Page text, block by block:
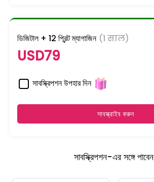
ডিজিটাল + 12 প্রিন্ট ম্যাগাজিন (1 साल)
USD79
সাবস্ক্রিপশন উপহার দিন
সাবস্ক্রাইব করুন
সাবস্ক্রিপশন-এর সঙ্গে পাবেন